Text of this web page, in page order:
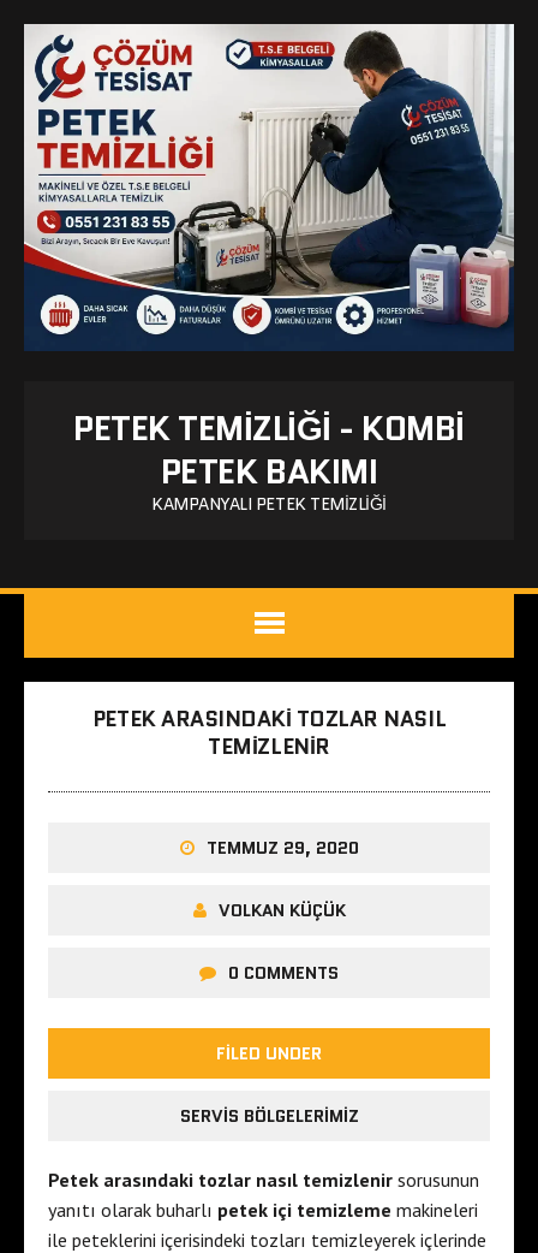
PETEK TEMIZLIĞI - KOMBI
PETEK BAKIMI
KAMPANYALI PETEK TEMIZLIĞI
PETEK ARASINDAKI TOZLAR NASIL
TEMIZLENIR
TEMMUZ 29, 2020
VOLKAN KÜÇÜK
0 COMMENTS
FILED UNDER
SERVIS BÖLGELERIMIZ
Petek arasındaki tozlar nasıl temizlenir sorusunun
yanıtı olarak buharlı petek içi temizleme makineleri
ile peteklerini içerisindeki tozları temizleyerek içlerinde